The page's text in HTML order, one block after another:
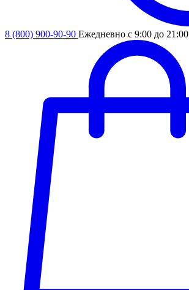
8 (800) 900-90-90 Ежедневно с 9:00 до 21:00